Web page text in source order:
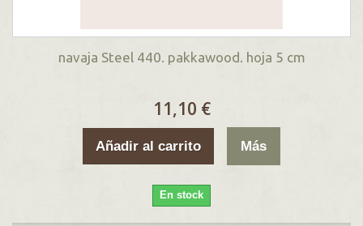
navaja Steel 440. pakkawood. hoja 5 cm
11,10 €
Añadir al carrito Más
En stock